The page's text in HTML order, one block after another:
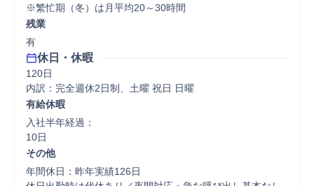
※繁忙期（冬）は月平均20～30時間
残業
有
休日・休暇
120日
内訳：完全週休2日制、土曜 祝日 日曜
有給休暇
入社半年経過：
10日
その他
年間休日：昨年実績126日